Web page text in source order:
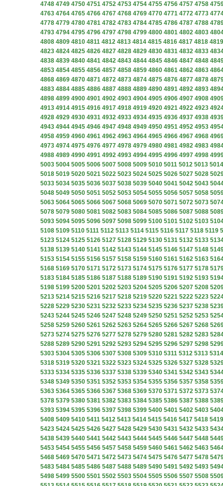
4748 4749 4750 4751 4752 4753 4754 4755 4756 4757 4758
4763 4764 4765 4766 4767 4768 4769 4770 4771 4772 4773
4778 4779 4780 4781 4782 4783 4784 4785 4786 4787 4788
4793 4794 4795 4796 4797 4798 4799 4800 4801 4802 4803
4808 4809 4810 4811 4812 4813 4814 4815 4816 4817 4818 4819
4823 4824 4825 4826 4827 4828 4829 4830 4831 4832 4833
4838 4839 4840 4841 4842 4843 4844 4845 4846 4847 4848
4853 4854 4855 4856 4857 4858 4859 4860 4861 4862 4863
4868 4869 4870 4871 4872 4873 4874 4875 4876 4877 4878
4883 4884 4885 4886 4887 4888 4889 4890 4891 4892 4893
4898 4899 4900 4901 4902 4903 4904 4905 4906 4907 4908
4913 4914 4915 4916 4917 4918 4919 4920 4921 4922 4923
4928 4929 4930 4931 4932 4933 4934 4935 4936 4937 4938
4943 4944 4945 4946 4947 4948 4949 4950 4951 4952 4953
4958 4959 4960 4961 4962 4963 4964 4965 4966 4967 4968
4973 4974 4975 4976 4977 4978 4979 4980 4981 4982 4983
4988 4989 4990 4991 4992 4993 4994 4995 4996 4997 4998
5003 5004 5005 5006 5007 5008 5009 5010 5011 5012 5013 5014
5018 5019 5020 5021 5022 5023 5024 5025 5026 5027 5028
5033 5034 5035 5036 5037 5038 5039 5040 5041 5042 5043
5048 5049 5050 5051 5052 5053 5054 5055 5056 5057 5058
5063 5064 5065 5066 5067 5068 5069 5070 5071 5072 5073
5078 5079 5080 5081 5082 5083 5084 5085 5086 5087 5088
5093 5094 5095 5096 5097 5098 5099 5100 5101 5102 5103
5108 5109 5110 5111 5112 5113 5114 5115 5116 5117 5118 5119
5123 5124 5125 5126 5127 5128 5129 5130 5131 5132 5133
5138 5139 5140 5141 5142 5143 5144 5145 5146 5147 5148
5153 5154 5155 5156 5157 5158 5159 5160 5161 5162 5163
5168 5169 5170 5171 5172 5173 5174 5175 5176 5177 5178
5183 5184 5185 5186 5187 5188 5189 5190 5191 5192 5193
5198 5199 5200 5201 5202 5203 5204 5205 5206 5207 5208
5213 5214 5215 5216 5217 5218 5219 5220 5221 5222 5223
5228 5229 5230 5231 5232 5233 5234 5235 5236 5237 5238
5243 5244 5245 5246 5247 5248 5249 5250 5251 5252 5253
5258 5259 5260 5261 5262 5263 5264 5265 5266 5267 5268
5273 5274 5275 5276 5277 5278 5279 5280 5281 5282 5283
5288 5289 5290 5291 5292 5293 5294 5295 5296 5297 5298
5303 5304 5305 5306 5307 5308 5309 5310 5311 5312 5313 5314
5318 5319 5320 5321 5322 5323 5324 5325 5326 5327 5328
5333 5334 5335 5336 5337 5338 5339 5340 5341 5342 5343
5348 5349 5350 5351 5352 5353 5354 5355 5356 5357 5358
5363 5364 5365 5366 5367 5368 5369 5370 5371 5372 5373
5378 5379 5380 5381 5382 5383 5384 5385 5386 5387 5388
5393 5394 5395 5396 5397 5398 5399 5400 5401 5402 5403
5408 5409 5410 5411 5412 5413 5414 5415 5416 5417 5418 5419
5423 5424 5425 5426 5427 5428 5429 5430 5431 5432 5433
5438 5439 5440 5441 5442 5443 5444 5445 5446 5447 5448
5453 5454 5455 5456 5457 5458 5459 5460 5461 5462 5463
5468 5469 5470 5471 5472 5473 5474 5475 5476 5477 5478
5483 5484 5485 5486 5487 5488 5489 5490 5491 5492 5493
5498 5499 5500 5501 5502 5503 5504 5505 5506 5507 5508